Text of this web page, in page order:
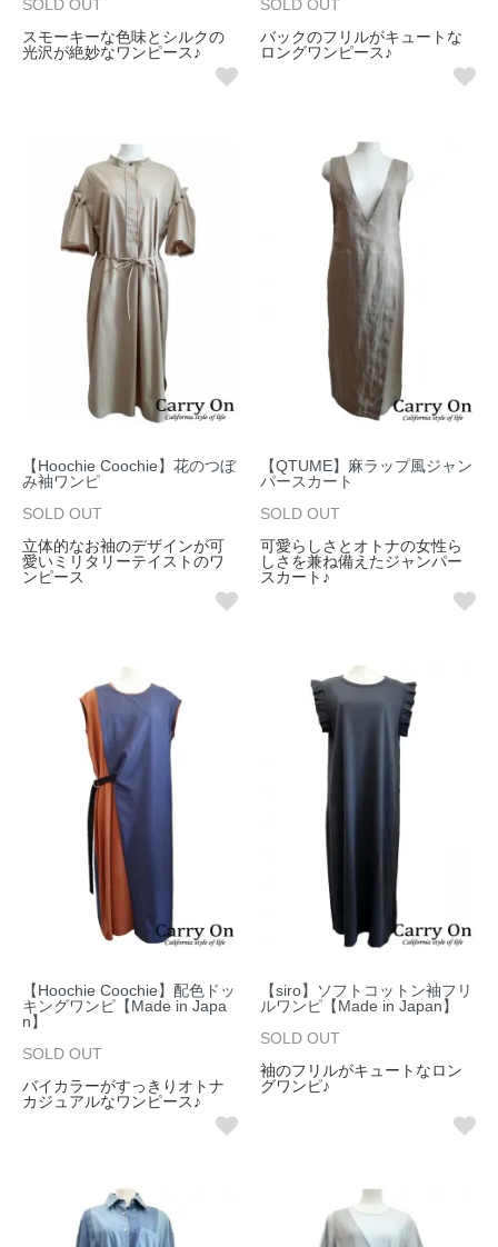
SOLD OUT
スモーキーな色味とシルクの
光沢が絶妙なワンピース♪
SOLD OUT
バックのフリルがキュートな
ロングワンピース♪
【Hoochie Coochie】花のつぼ
み袖ワンピ
SOLD OUT
立体的なお袖のデザインが可
愛いミリタリーテイストのワ
ンピース
【QTUME】麻ラップ風ジャン
パースカート
SOLD OUT
可愛らしさとオトナの女性ら
しさを兼ね備えたジャンパー
スカート♪
【Hoochie Coochie】配色ドッ
キングワンピ【Made in Japa
n】
SOLD OUT
バイカラーがすっきりオトナ
カジュアルなワンピース♪
【siro】ソフトコットン袖フリ
ルワンピ【Made in Japan】
SOLD OUT
袖のフリルがキュートなロン
グワンピ♪